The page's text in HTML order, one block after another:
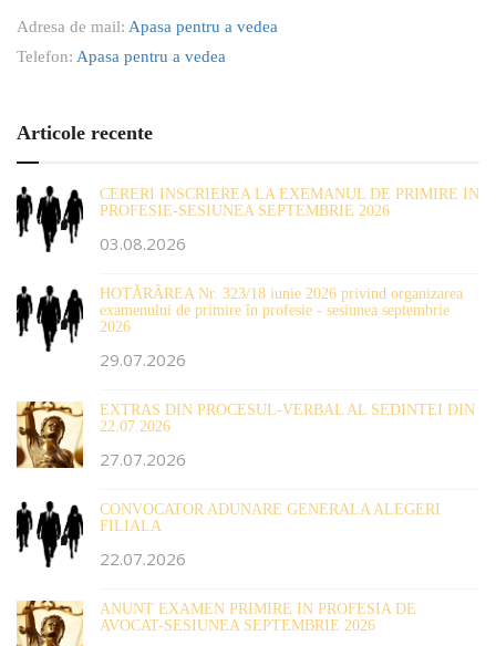
Adresa de mail: Apasa pentru a vedea
Telefon: Apasa pentru a vedea
Articole recente
CERERI INSCRIEREA LA EXEMANUL DE PRIMIRE IN
PROFESIE-SESIUNEA SEPTEMBRIE 2026
03.08.2026
HOTĂRÂREA Nr. 323/18 iunie 2026 privind organizarea
examenului de primire în profesie - sesiunea septembrie
2026
29.07.2026
EXTRAS DIN PROCESUL-VERBAL AL SEDINTEI DIN
22.07.2026
27.07.2026
CONVOCATOR ADUNARE GENERALA ALEGERI
FILIALA
22.07.2026
ANUNT EXAMEN PRIMIRE IN PROFESIA DE
AVOCAT-SESIUNEA SEPTEMBRIE 2026